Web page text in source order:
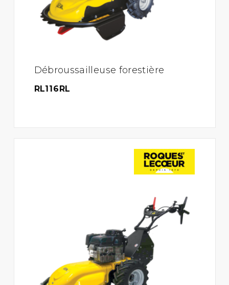
Débroussailleuse forestière
RL116RL